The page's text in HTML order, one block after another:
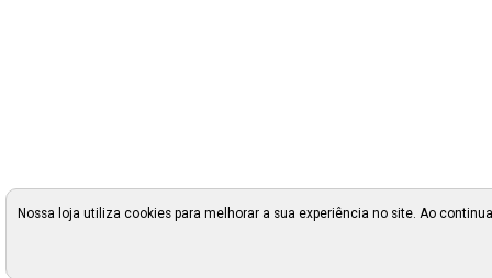
Nossa loja utiliza cookies para melhorar a sua experiência no site. Ao